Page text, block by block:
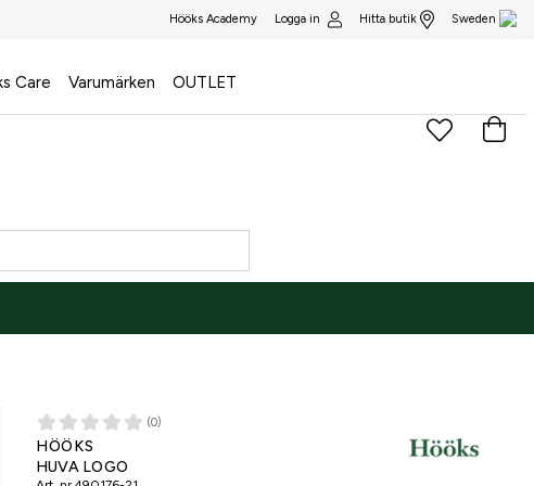
Hööks Academy Logga in Hitta butik Sweden
Care Varumärken OUTLET
(0)
HÖÖKS
HUVA LOGO